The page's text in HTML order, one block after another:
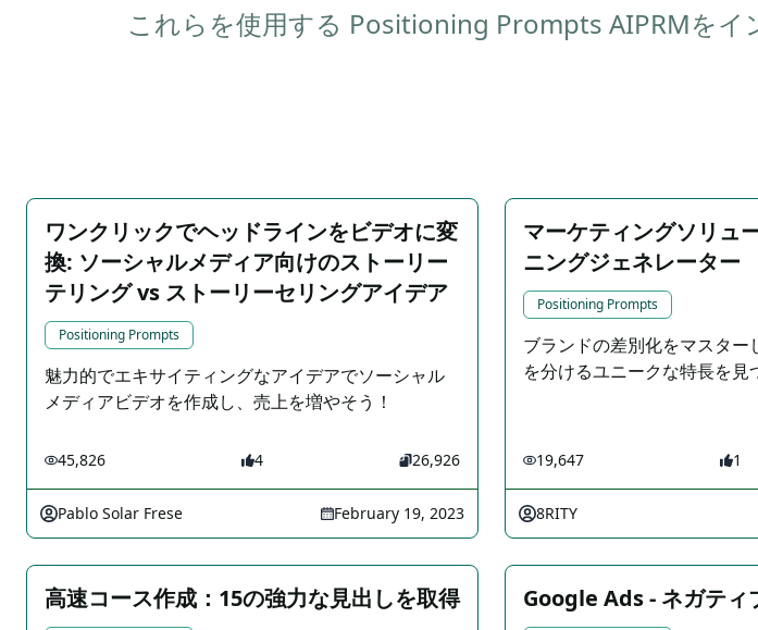
これらを使用する Positioning Prompts AIPRMをイ
ワンクリックでヘッドラインをビデオに変
換: ソーシャルメディア向けのストーリー
テリング vs ストーリーセリングアイデア
Positioning Prompts
魅力的でエキサイティングなアイデアでソーシャル
メディアビデオを作成し、売上を増やそう！
45,826 4 26,926
Pablo Solar Frese February 19, 2023
マーケティングソリュ
ニングジェネレーター
Positioning Prompts
ブランドの差別化をマスター
を分けるユニークな特長を見
19,647 1
8RITY
高速コース作成：15の強力な見出しを取得 Google Ads - ネガティ